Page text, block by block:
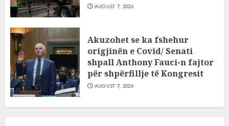
AUGUST 7, 2026
Akuzohet se ka fshehur
origjinën e Covid/ Senati
shpall Anthony Fauci-n fajtor
për shpërfillje të Kongresit
AUGUST 7, 2026